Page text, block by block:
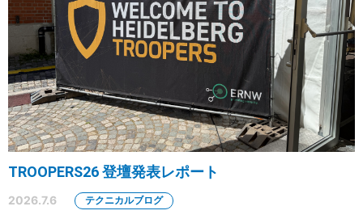
TROOPERS26 登壇発表レポート
2026.7.6 テクニカルブログ